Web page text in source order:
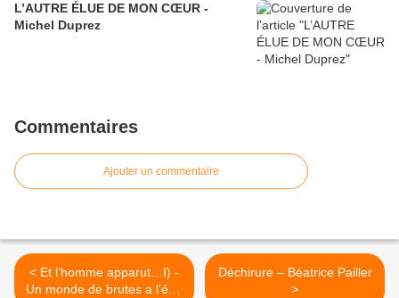
L’AUTRE ÉLUE DE MON CŒUR -
Michel Duprez
Commentaires
Ajouter un commentaire
< Et l’homme apparut…I) -
Un monde de brutes a l’état
Déchirure – Béatrice Pailler
>